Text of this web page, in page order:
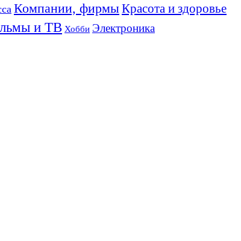
Компании, фирмыКрасота и здоровье
и ТВ Хобби Электроника